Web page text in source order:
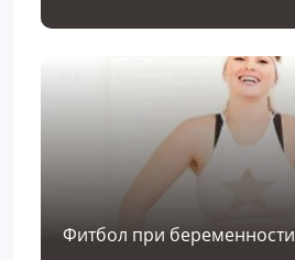
Фитбол при беременности